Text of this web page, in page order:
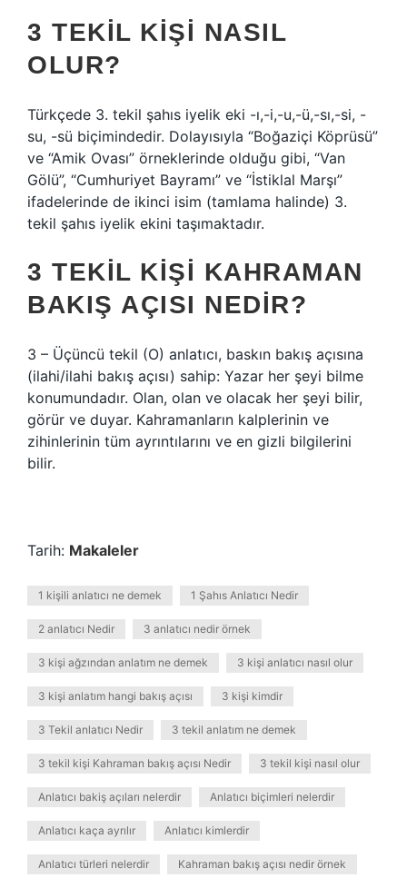
3 TEKIL KIŞI NASIL
OLUR?
Türkçede 3. tekil şahıs iyelik eki -ı,-i,-u,-ü,-sı,-si, -
su, -sü biçimindedir. Dolayısıyla “Boğaziçi Köprüsü”
ve “Amik Ovası” örneklerinde olduğu gibi, “Van
Gölü”, “Cumhuriyet Bayramı” ve “İstiklal Marşı”
ifadelerinde de ikinci isim (tamlama halinde) 3.
tekil şahıs iyelik ekini taşımaktadır.
3 TEKIL KIŞI KAHRAMAN
BAKIŞ AÇISI NEDIR?
3 – Üçüncü tekil (O) anlatıcı, baskın bakış açısına
(ilahi/ilahi bakış açısı) sahip: Yazar her şeyi bilme
konumundadır. Olan, olan ve olacak her şeyi bilir,
görür ve duyar. Kahramanların kalplerinin ve
zihinlerinin tüm ayrıntılarını ve en gizli bilgilerini
bilir.
Tarih: Makaleler
1 kişili anlatıcı ne demek 1 Şahıs Anlatıcı Nedir
2 anlatıcı Nedir 3 anlatıcı nedir örnek
3 kişi ağzından anlatım ne demek 3 kişi anlatıcı nasıl olur
3 kişi anlatım hangi bakış açısı 3 kişi kimdir
3 Tekil anlatıcı Nedir 3 tekil anlatım ne demek
3 tekil kişi Kahraman bakış açısı Nedir 3 tekil kişi nasıl olur
Anlatıcı bakiş açıları nelerdir Anlatıcı biçimleri nelerdir
Anlatıcı kaça ayrılır Anlatıcı kimlerdir
Anlatıcı türleri nelerdir Kahraman bakış açısı nedir örnek